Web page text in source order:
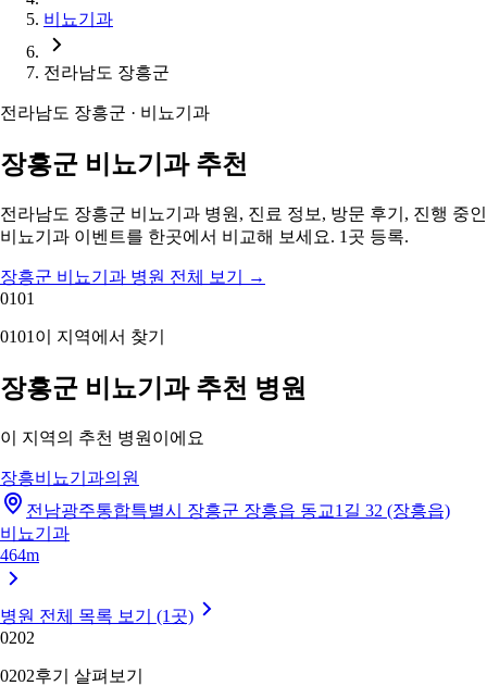
비뇨기과
전라남도 장흥군
전라남도 장흥군 · 비뇨기과
장흥군 비뇨기과 추천
전라남도 장흥군 비뇨기과 병원, 진료 정보, 방문 후기, 진행 중인
비뇨기과 이벤트를 한곳에서 비교해 보세요. 1곳 등록.
장흥군 비뇨기과 병원 전체 보기
→
0101
0101 이 지역에서 찾기
장흥군 비뇨기과 추천 병원
이 지역의 추천 병원이에요
장흥비뇨기과의원
전남광주통합특별시 장흥군 장흥읍 동교1길 32 (장흥읍)
비뇨기과
464m
병원 전체 목록 보기 (1곳)
0202
0202후기 살펴보기